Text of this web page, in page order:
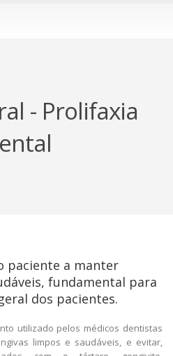
- Prolifaxia
paciente a manter
fundamental para
dos pacientes.
utilizado pelos médicos dentistas
limpos e saudáveis, e evitar,